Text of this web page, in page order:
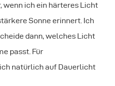
ich ein härteres Licht
Sonne erinnert. Ich
dann, welches Licht
passt. Für
natürlich auf Dauerlicht